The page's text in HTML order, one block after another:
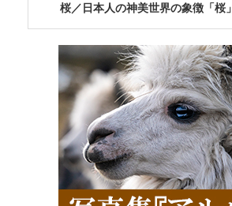
桜／日本人の神美世界の象徴「桜」